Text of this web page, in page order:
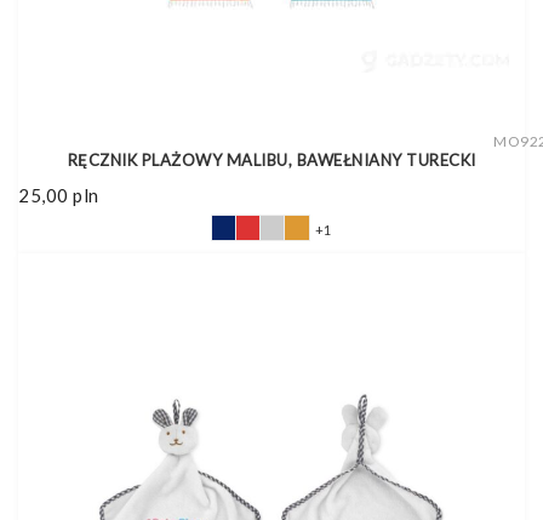
RĘCZNIK PLAŻOWY MALIBU, BAWEŁNIANY TURECKI
25,00 pln
+1